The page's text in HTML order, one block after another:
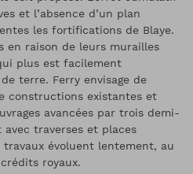
et l’absence d’un plan
les fortifications de Blaye.
en raison de leurs murailles
plus est facilement
terre. Ferry envisage de
constructions existantes et
avancées par trois demi-
traverses et places
travaux évoluent lentement, au
royaux.